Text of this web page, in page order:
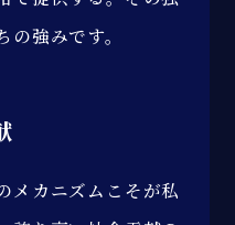
強みです。
メカニズムこそが私